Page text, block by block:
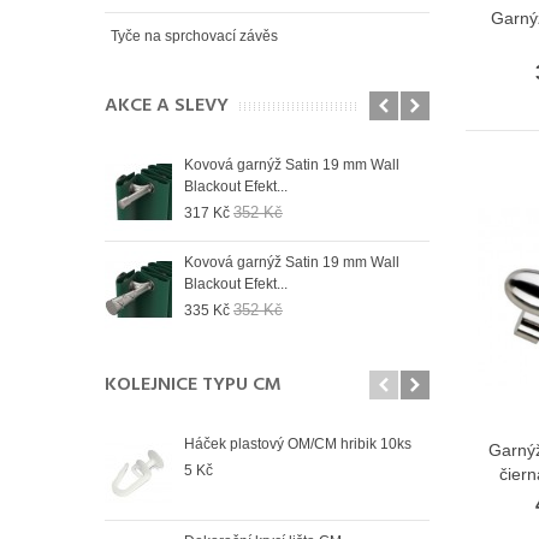
Tyče na sprchovací závěs
AKCE A SLEVY
Kovová garnýž Satin 19 mm Wall
Blackout Efekt...
317 Kč 352 Kč
Kovová garnýž Satin 19 mm Wall
Blackout Efekt...
335 Kč 352 Kč
KOLEJNICE TYPU CM
Háček plastový OM/CM hribik 10ks
5 Kč
108